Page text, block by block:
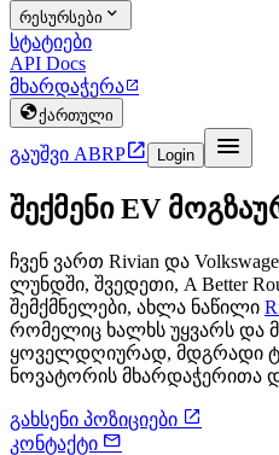
რესურსები 
სტატიები
API Docs
მხარდაჭერა
ქართული
გაუშვი ABRP Login 
შექმენი EV
ჩვენ ვართ Rivian და
ლუნდში, შვედეთი, A Better
შემქმნელები, ახლა ნაწილი
რომელიც ხალხს უყვარს და
ყოველდღიურად, მდგრადი
ნოვატორის მხარდაჭერითა
გახსენი პოზიციები 
კონტაქტი 